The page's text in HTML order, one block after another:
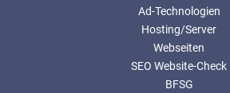
Ad-Technologien
Hosting/Server
Webseiten
SEO Website-Check
BFSG